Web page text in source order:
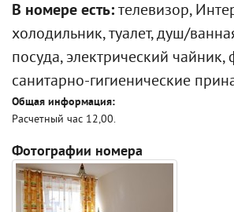
В номере есть: телевизор,
холодильник, туалет, душ/
посуда, электрический чайник,
санитарно-гигиенические
Общая информация:
Расчетный час 12,00.
Фотографии номера